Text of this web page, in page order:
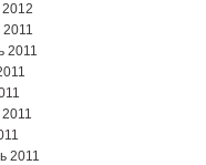
2011
2011